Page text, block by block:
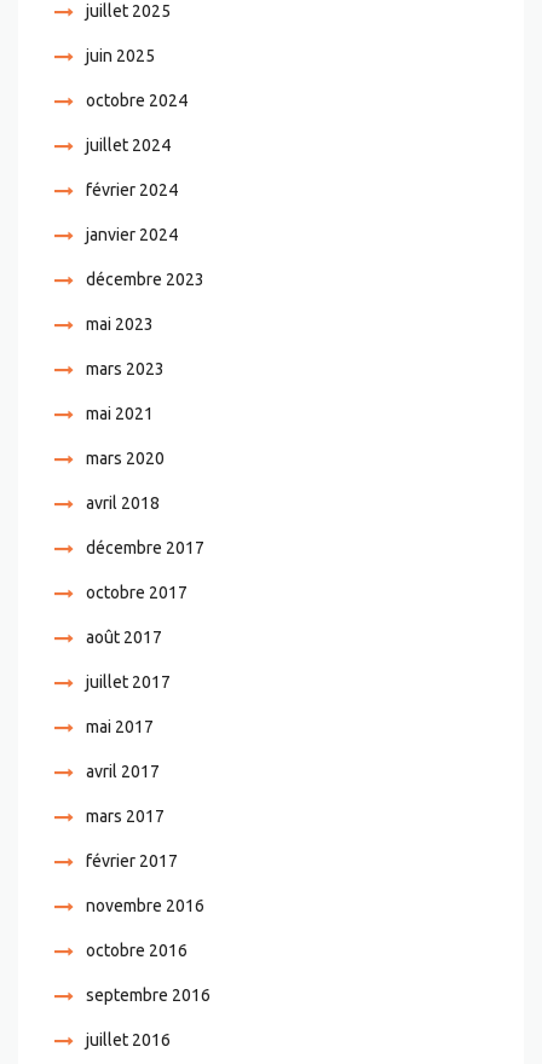
juillet 2025
juin 2025
octobre 2024
juillet 2024
février 2024
janvier 2024
décembre 2023
mai 2023
mars 2023
mai 2021
mars 2020
avril 2018
décembre 2017
octobre 2017
août 2017
juillet 2017
mai 2017
avril 2017
mars 2017
février 2017
novembre 2016
octobre 2016
septembre 2016
juillet 2016